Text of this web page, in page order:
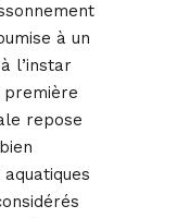
à un
l’instar
première
repose